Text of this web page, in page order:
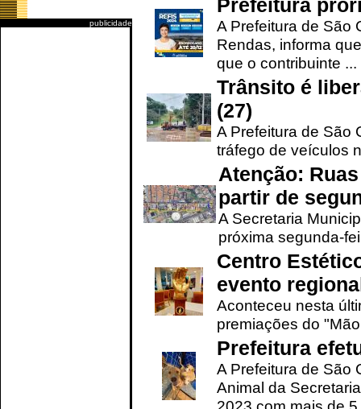
publicidade
Prefeitura
A Prefeitura de São
Rendas, informa
que o contribuinte ...
Trânsito é
(27)
A Prefeitura de São
tráfego de veículos
Atenção:
partir de
A Secretaria
próxima segunda-
Centro
evento
Aconteceu nesta
premiações do
Prefeitura
A Prefeitura de São
Animal da